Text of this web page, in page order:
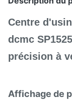
Centre
dcmc
précision à
Affichage de